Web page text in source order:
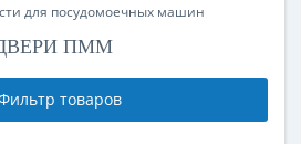
для посудомоечных машин
ПММ
товаров